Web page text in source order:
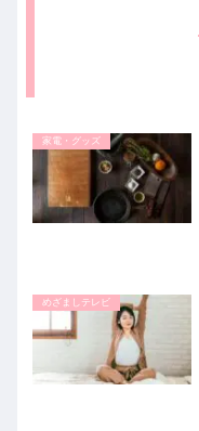
家電・グッズ
めざましテレビ